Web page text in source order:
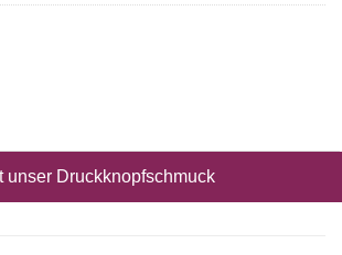
unser Druckknopfschmuck